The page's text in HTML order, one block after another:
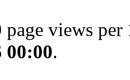
page views per
00:00.